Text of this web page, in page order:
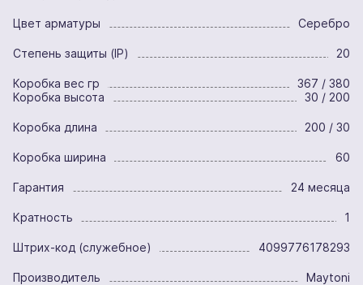
Цвет арматуры Серебро
Степень защиты (IP) 20
Коробка вес гр
367 / 380
Коробка высота
30 / 200
Коробка длина 200 / 30
Коробка ширина 60
Гарантия 24 месяца
Кратность 1
Штрих-код (служебное) 4099776178293
Производитель Maytoni